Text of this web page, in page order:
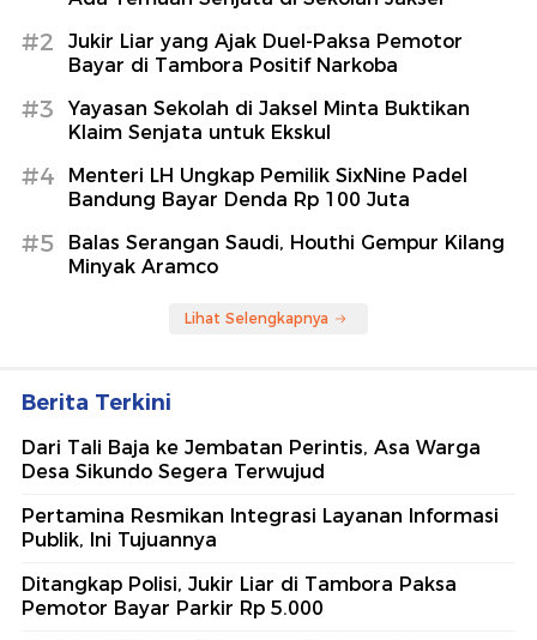
#2
Jukir Liar yang Ajak Duel-Paksa Pemotor
Bayar di Tambora Positif Narkoba
#3
Yayasan Sekolah di Jaksel Minta Buktikan
Klaim Senjata untuk Ekskul
#4
Menteri LH Ungkap Pemilik SixNine Padel
Bandung Bayar Denda Rp 100 Juta
#5
Balas Serangan Saudi, Houthi Gempur Kilang
Minyak Aramco
Lihat Selengkapnya
Berita Terkini
Dari Tali Baja ke Jembatan Perintis, Asa Warga
Desa Sikundo Segera Terwujud
Pertamina Resmikan Integrasi Layanan Informasi
Publik, Ini Tujuannya
Ditangkap Polisi, Jukir Liar di Tambora Paksa
Pemotor Bayar Parkir Rp 5.000